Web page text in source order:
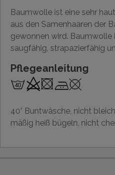
Baumwolle ist eine sehr
aus den Samenhaaren der
gewonnen wird. Baumwolle
saugfähig, strapazierfähig
Pflegeanleitung
40° Buntwäsche, nicht
mäßig heiß bügeln, nicht